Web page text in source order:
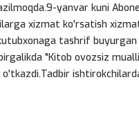
yanvar kuni
xizmat ko'rsatish
tashrif
"Kitob ovozsiz